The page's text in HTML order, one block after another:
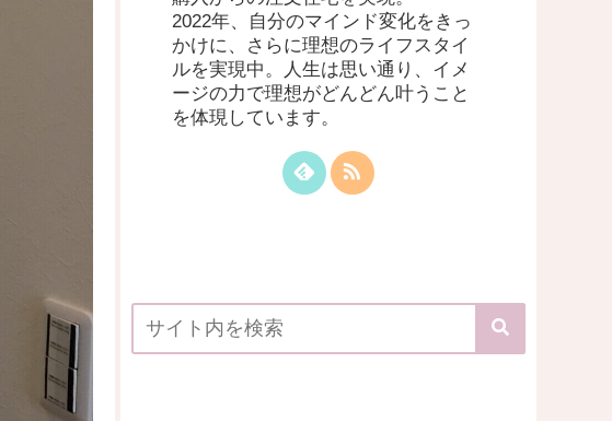
2022年、自分のマインド変化をきっ
かけに、さらに理想のライフスタイ
ルを実現中。人生は思い通り、イメ
ージの力で理想がどんどん叶うこと
を体現しています。